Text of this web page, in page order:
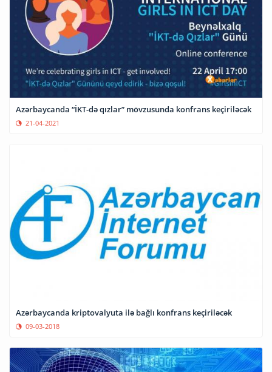
Azərbaycanda “İKT-də qızlar” mövzusunda konfrans keçiriləcək
21-04-2021
Azərbaycanda kriptovalyuta ilə bağlı konfrans keçiriləcək
09-03-2018